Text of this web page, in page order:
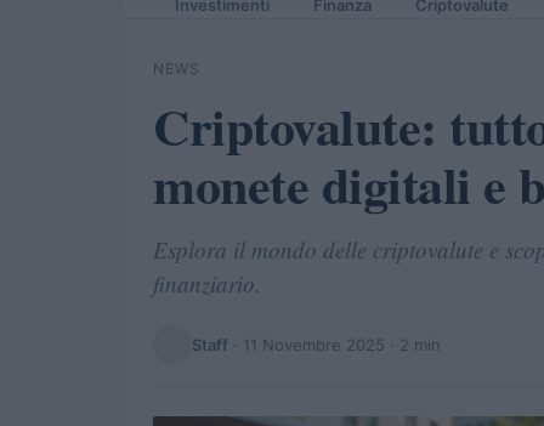
Investimenti Finanza Criptovalute
NEWS
Criptovalute:
monete digitali e
Esplora il mondo delle criptovalute e
finanziario.
Staff · 11 Novembre 2025 · 2 min